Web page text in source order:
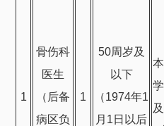
1
骨伤科
医生
（后备
病区负
1
50周岁及
以下
（1974年1
月1日以后